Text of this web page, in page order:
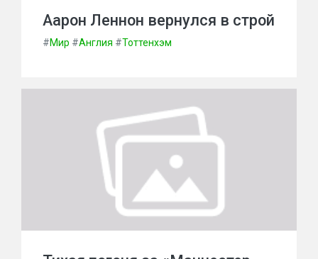
Аарон Леннон вернулся в строй
#Мир #Англия #Тоттенхэм